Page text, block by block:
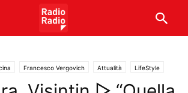
Francesco Vergovich Attualità LifeStyle